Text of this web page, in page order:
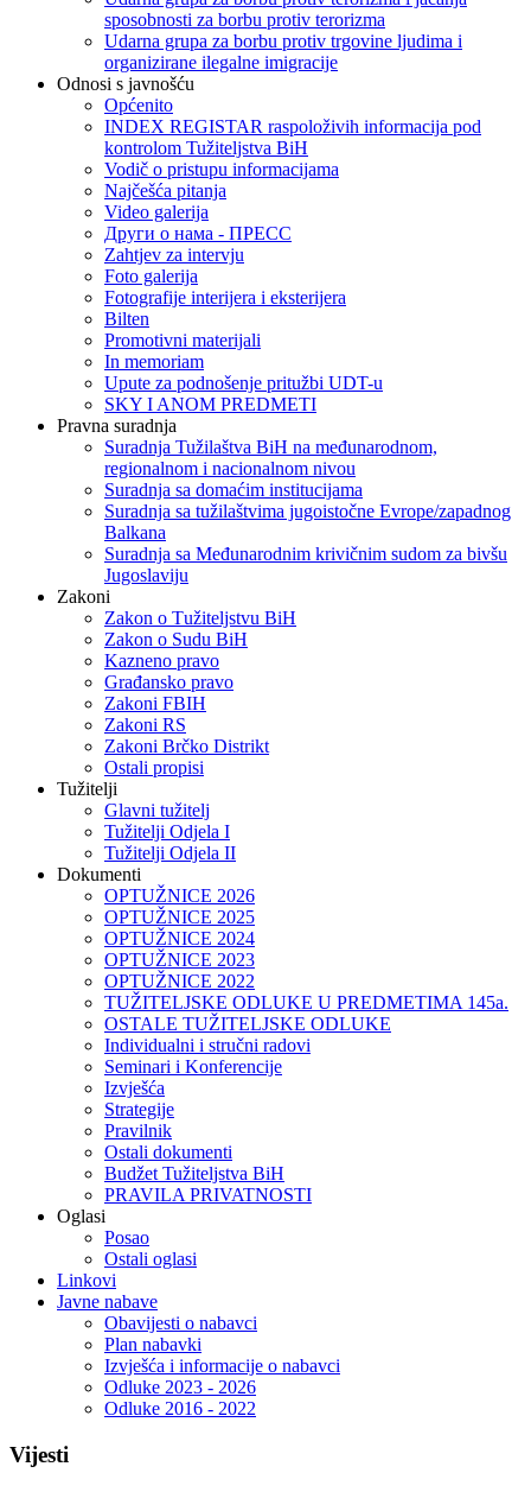
sposobnosti za borbu protiv terorizma
Udarna grupa za borbu protiv trgovine ljudima i
organizirane ilegalne imigracije
Odnosi s javnošću
Općenito
INDEX REGISTAR raspoloživih informacija pod
kontrolom Tužiteljstva BiH
Vodič o pristupu informacijama
Najčešća pitanja
Video galerija
Други о нама - ПРЕСC
Zahtjev za intervju
Foto galerija
Fotografije interijera i eksterijera
Bilten
Promotivni materijali
In memoriam
Upute za podnošenje pritužbi UDT-u
SKY I ANOM PREDMETI
Pravna suradnja
Suradnja Tužilaštva BiH na međunarodnom,
regionalnom i nacionalnom nivou
Suradnja sa domaćim institucijama
Suradnja sa tužilaštvima jugoistočne Evrope/zapadnog
Balkana
Suradnja sa Međunarodnim krivičnim sudom za bivšu
Jugoslaviju
Zakoni
Zakon o Тužiteljstvu BiH
Zakon o Sudu BiH
Kazneno pravo
Građansko pravo
Zakoni FBIH
Zakoni RS
Zakoni Brčko Distrikt
Ostali propisi
Tužitelji
Glavni tužitelj
Tužitelji Odjela I
Tužitelji Odjela II
Dokumenti
OPTUŽNICE 2026
OPTUŽNICE 2025
OPTUŽNICE 2024
OPTUŽNICE 2023
OPTUŽNICE 2022
TUŽITELJSKE ODLUKE U PREDMETIMA 145a.
OSTALE TUŽITELJSKE ODLUKE
Individualni i stručni radovi
Seminari i Konferencije
Izvješća
Strategije
Pravilnik
Ostali dokumenti
Budžet Tužiteljstva BiH
PRAVILA PRIVATNOSTI
Oglasi
Posao
Ostali oglasi
Linkovi
Javne nabave
Obavijesti o nabavci
Plan nabavki
Izvješća i informacije o nabavci
Odluke 2023 - 2026
Odluke 2016 - 2022
Vijesti